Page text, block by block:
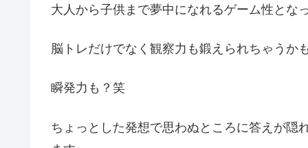
大人から子供まで夢中になれるゲーム性とな
脳トレだけでなく観察力も鍛えられちゃうか
瞬発力も？笑
ちょっとした発想で思わぬところに答えが隠